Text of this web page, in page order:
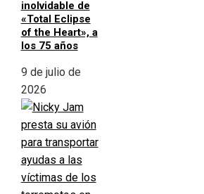
inolvidable de
«Total Eclipse
of the Heart», a
los 75 años
9 de julio de
2026